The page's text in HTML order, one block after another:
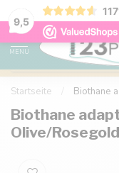
9,5
Kostenlose
MENU
Startseite Biothane
Biothane
Olive/Rosegold